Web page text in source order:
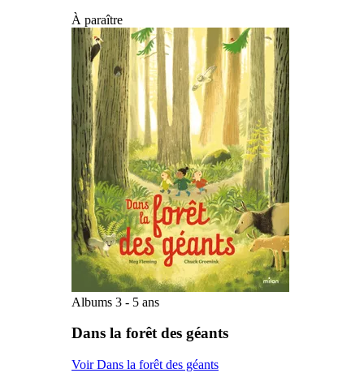
À paraître
Albums 3 - 5 ans
Dans la forêt des géants
Voir Dans la forêt des géants